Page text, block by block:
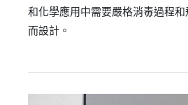
和化學應用中需要嚴格消毒過程
而設計。